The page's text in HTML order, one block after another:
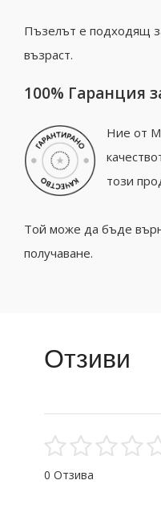
Пъзелът е подходящ
възраст.
100% Гаранция
Ние от
този
Той може да бъде
получаване.
Отзиви
0 Отзива